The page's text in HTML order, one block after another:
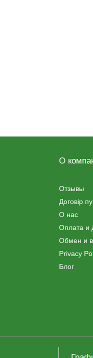
О
Отзывы
Договір
О нас
Оплата и
Обмен и
Privacy
Блог